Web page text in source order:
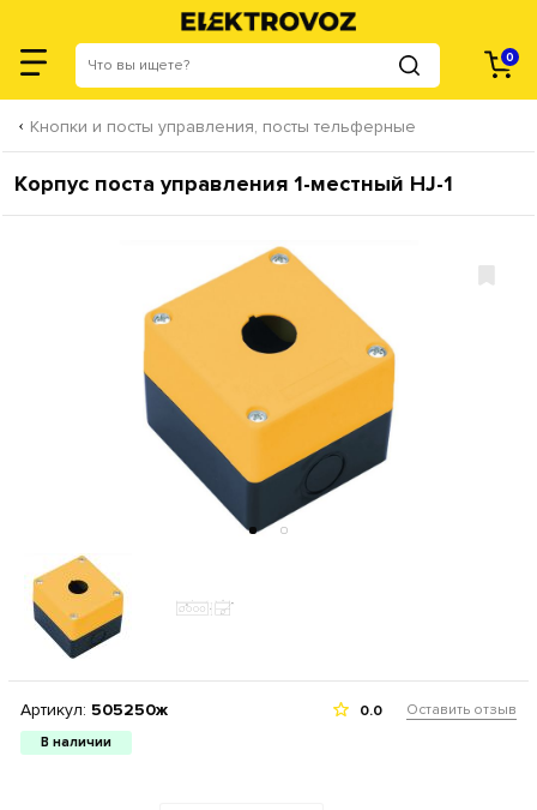
0
Кнопки и посты управления, посты тельферные
Корпус поста управления 1-местный HJ-1
Артикул: 505250ж
В наличии
0.0 Оставить отзыв